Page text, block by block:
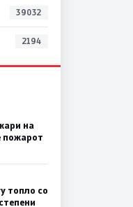
39032
2194
на
пожарот
топло со